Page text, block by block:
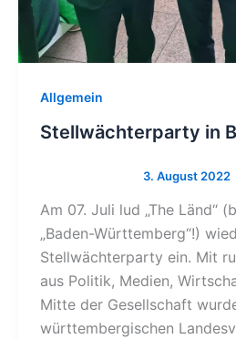
Allgemein
Stellwächterparty in
Am 07. Juli lud „The Länd“
„Baden-Württemberg“!)
Stellwächterparty ein. Mit
aus Politik, Medien,
Mitte der Gesellschaft
württembergischen